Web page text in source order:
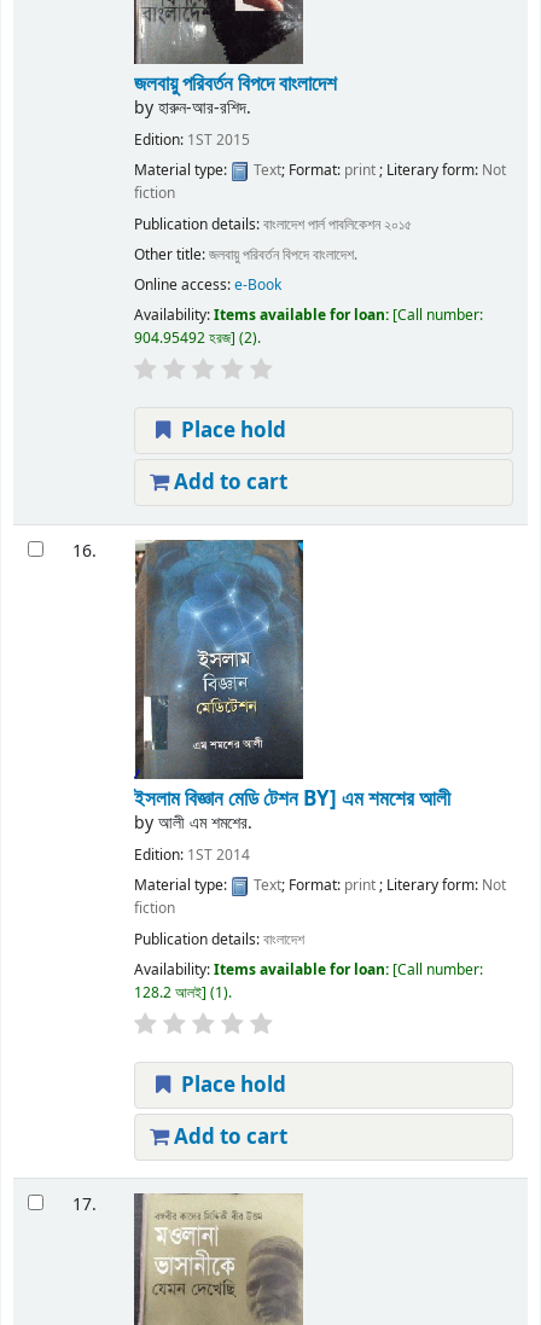
জলবায়ু পরিবর্তন বিপদে বাংলাদেশ
byহারুন-আর-রশিদ.
Edition: 1ST 2015
Material type:
Text; Format: print; Literary form: Not
fiction
Publication details:বাংলাদেশপার্ল পাবলিকেশন ২০১৫
Other title:জলবায়ু পরিবর্তন বিপদে বাংলাদেশ.
Online access:e-Book
Availability:Items available for loan: Call number:
904.95492 হরজ (2).
Place hold
Add to cart
16.
ইসলাম বিজ্ঞান মেডি টেশনBY] এম শমশের আলী
byআলী এম শমশের.
Edition: 1ST 2014
Material type:
Text; Format: print; Literary form: Not
fiction
Publication details:বাংলাদেশ
Availability:Items available for loan: Call number:
128.2 আলই (1).
Place hold
Add to cart
17.